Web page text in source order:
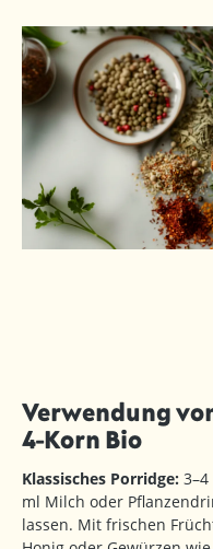
Verwendung
4-Korn Bio
Klassisches Porridge:
ml Milch oder
lassen. Mit frischen